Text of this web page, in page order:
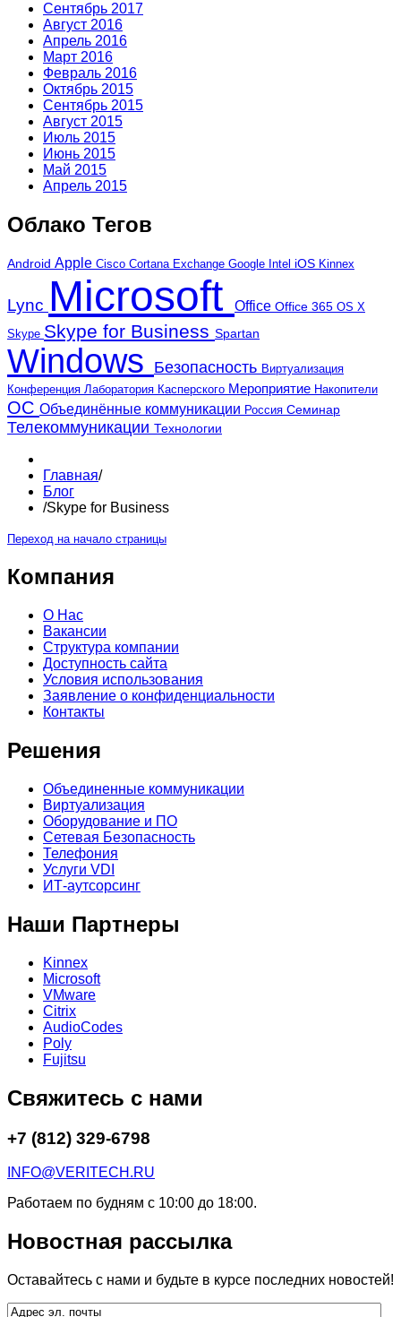
Сентябрь 2017
Август 2016
Апрель 2016
Март 2016
Февраль 2016
Октябрь 2015
Сентябрь 2015
Август 2015
Июль 2015
Июнь 2015
Май 2015
Апрель 2015
Облако Тегов
Android Apple Cisco Cortana Exchange Google Intel iOS Kinnex
Lync Microsoft Office Office 365 OS X
Skype Skype for Business Spartan
Windows Безопасность Виртуализация
Конференция Лаборатория Касперского Мероприятие Накопители
ОС Объединённые коммуникации Россия Семинар
Телекоммуникации Технологии
Главная/
Блог
/Skype for Business
Переход на начало страницы
Компания
О Нас
Вакансии
Структура компании
Доступность сайта
Условия использования
Заявление о конфиденциальности
Контакты
Решения
Объединенные коммуникации
Виртуализация
Оборудование и ПО
Сетевая Безопасность
Телефония
Услуги VDI
ИТ-аутсорсинг
Наши Партнеры
Kinnex
Microsoft
VMware
Citrix
AudioCodes
Poly
Fujitsu
Свяжитесь с нами
+7 (812) 329-6798
INFO@VERITECH.RU
Работаем по будням с 10:00 до 18:00.
Новостная рассылка
Оставайтесь с нами и будьте в курсе последних новостей!